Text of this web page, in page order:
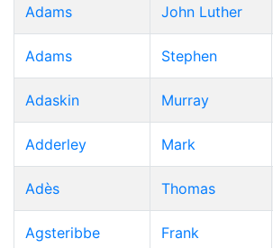
Adams John Luther
Adams Stephen
Adaskin Murray
Adderley Mark
Adès Thomas
Agsteribbe Frank